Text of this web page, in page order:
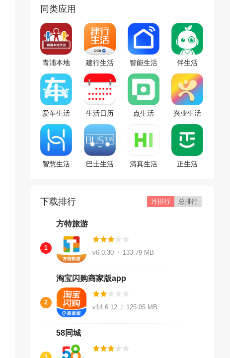
同类应用
青浦本地
生活
建行生活
app
智能生活
app
伴生活
app
爱车生活
app
生活日历
app
点生活
兴业生活
app
智慧生活
巴士生活 清真生活 正生活
下载排行 月排行 总排行
方特旅游
1
v6.0.30 133.79 MB
淘宝闪购商家版app
2
v14.6.12 125.05 MB
58同城